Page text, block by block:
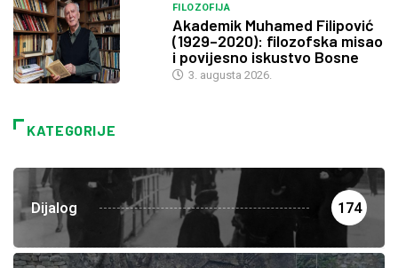
FILOZOFIJA
Akademik Muhamed Filipović
(1929–2020): filozofska misao
i povijesno iskustvo Bosne
3. augusta 2026.
KATEGORIJE
Dijalog 174